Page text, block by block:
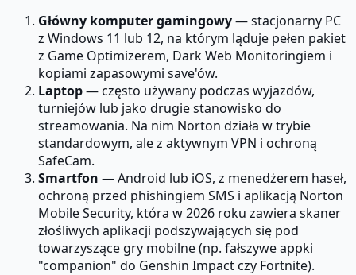
Główny komputer gamingowy— stacjonarny PC
z Windows 11 lub 12, na którym ląduje pełen pakiet
z Game Optimizerem, Dark Web Monitoringiem i
kopiami zapasowymi save'ów.
Laptop— często używany podczas wyjazdów,
turniejów lub jako drugie stanowisko do
streamowania. Na nim Norton działa w trybie
standardowym, ale z aktywnym VPN i ochroną
SafeCam.
Smartfon — Android lub iOS, z menedżerem haseł,
ochroną przed phishingiem SMS i aplikacją Norton
Mobile Security, która w 2026 roku zawiera skaner
złośliwych aplikacji podszywających się pod
towarzyszące gry mobilne (np. fałszywe appki
"companion" do Genshin Impact czy Fortnite).